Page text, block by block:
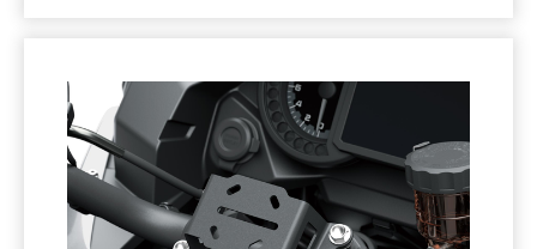
installation ou un retrait en quelques secondes.